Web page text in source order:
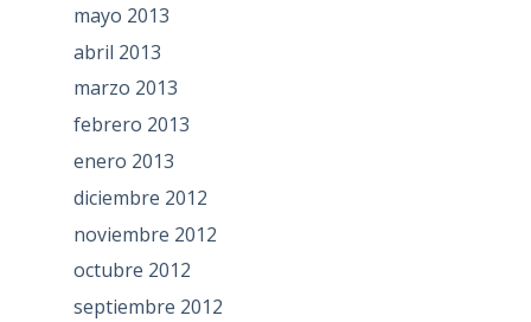
mayo 2013
abril 2013
marzo 2013
febrero 2013
enero 2013
diciembre 2012
noviembre 2012
octubre 2012
septiembre 2012